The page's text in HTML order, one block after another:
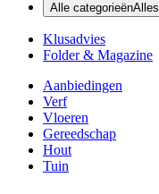
Alle categorieënAlles
Klusadvies
Folder & Magazine
Aanbiedingen
Verf
Vloeren
Gereedschap
Hout
Tuin